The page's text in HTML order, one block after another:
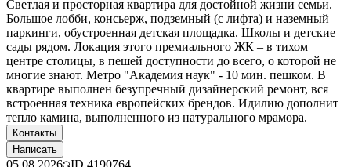
Светлая и просторная квартира для достойной жизни семьи.
Большое лобби, консьерж, подземный (с лифта) и наземный
паркинги, обустроенная детская площадка. Школы и детские
сады рядом. Локация этого премиального ЖК – в тихом
центре столицы, в пешей доступности до всего, о которой не
многие знают. Метро "Академия наук" - 10 мин. пешком. В
квартире выполнен безупречный дизайнерский ремонт, вся
встроенная техника европейских брендов. Идилию дополнит
тепло камина, выполненного из натурального мрамора.
Контакты
Написать
05.08.2026 ID 4190764